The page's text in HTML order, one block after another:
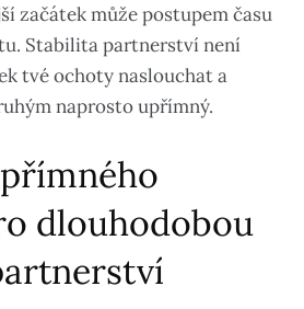
začátek může postupem času
Stabilita partnerství není
tvé ochoty naslouchat a
naprosto upřímný.
dlouhodobou